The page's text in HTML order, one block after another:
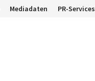
Mediadaten PR-Services